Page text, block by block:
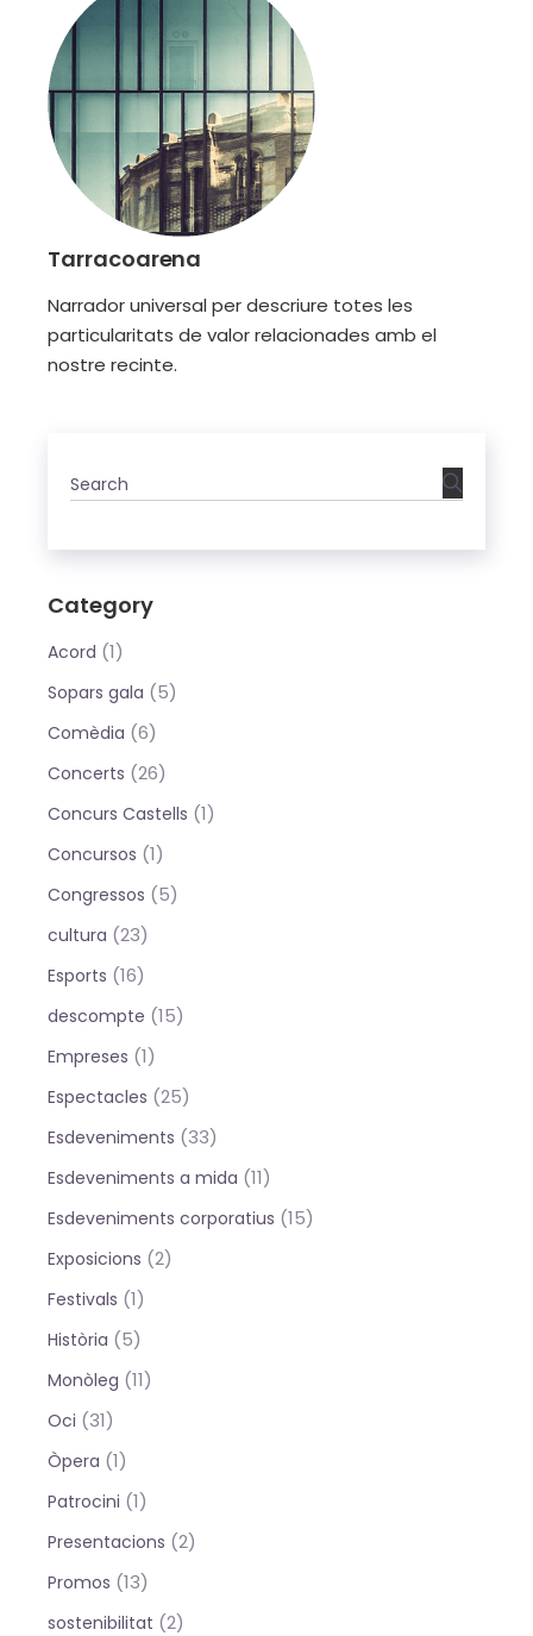
Tarracoarena
Narrador universal per descriure totes les
particularitats de valor relacionades amb el
nostre recinte.
Category
Acord (1)
Sopars gala (5)
Comèdia (6)
Concerts (26)
Concurs Castells (1)
Concursos (1)
Congressos (5)
cultura (23)
Esports (16)
descompte (15)
Empreses (1)
Espectacles (25)
Esdeveniments (33)
Esdeveniments a mida (11)
Esdeveniments corporatius (15)
Exposicions (2)
Festivals (1)
Història (5)
Monòleg (11)
Oci (31)
Òpera (1)
Patrocini (1)
Presentacions (2)
Promos (13)
sostenibilitat (2)